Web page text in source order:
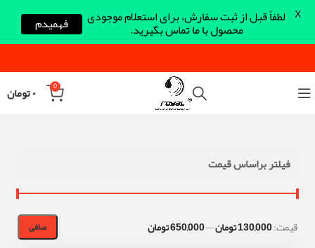
0 ۰تومان
فیلتر براساس قیمت
صافی قيمت:130,000 تومان —650,000 تومان
لطفاً قبل از ثبت سفارش، برای استعلام موجودی
محصول با ما تماس بگیرید. فهمیدم X